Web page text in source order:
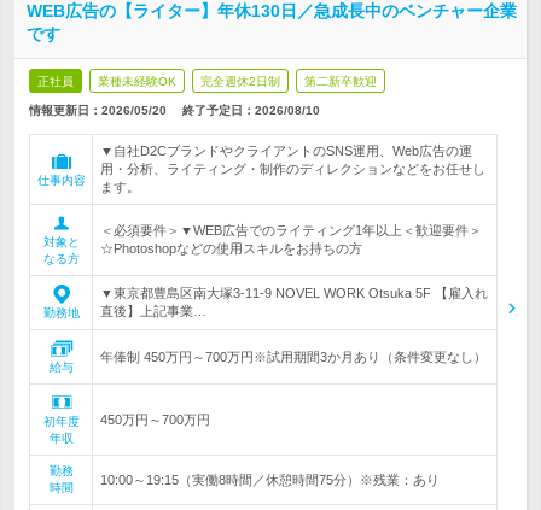
WEB広告の【ライター】年休130日／急成長中のベンチャー企業
です
正社員 業種未経験OK 完全週休2日制 第二新卒歓迎
情報更新日：2026/05/20 終了予定日： 2026/08/10
仕事内容
▼自社D2CブランドやクライアントのSNS運用、Web広告の運
用・分析、ライティング・制作のディレクションなどをお任せし
ます。
対象と
なる方
＜必須要件＞▼WEB広告でのライティング1年以上＜歓迎要件＞
☆Photoshopなどの使用スキルをお持ちの方
勤務地
▼東京都豊島区南大塚3-11-9 NOVEL WORK Otsuka 5F 【雇入れ
直後】上記事業…
給与
年俸制 450万円～700万円※試用期間3か月あり（条件変更なし）
初年度
年収
450万円～700万円
勤務
時間
10:00～19:15（実働8時間／休憩時間75分）※残業：あり